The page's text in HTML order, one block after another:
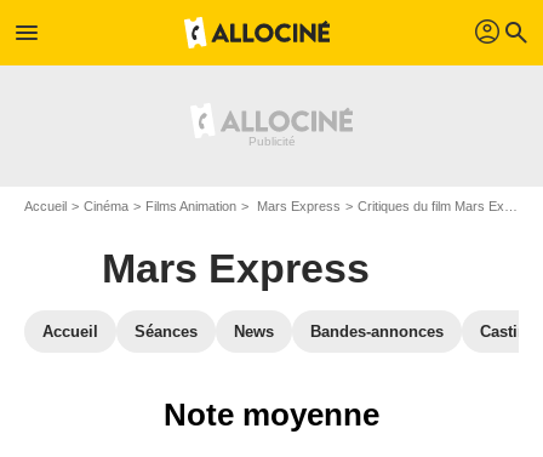
menu profil search
Accueil Cinéma Films Animation Mars Express Critiques du film Mars Express
Mars Express
Accueil Séances News Bandes-annonces Casting
Note moyenne